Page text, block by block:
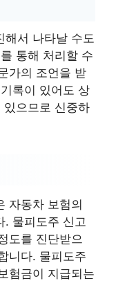
해서 나타날 수도
통해 처리할 수
가의 조언을 받
록이 있어도 상
으므로 신중하
자동차 보험의
. 물피도주 신고
도를 진단받으
니다. 물피도주
험금이 지급되는